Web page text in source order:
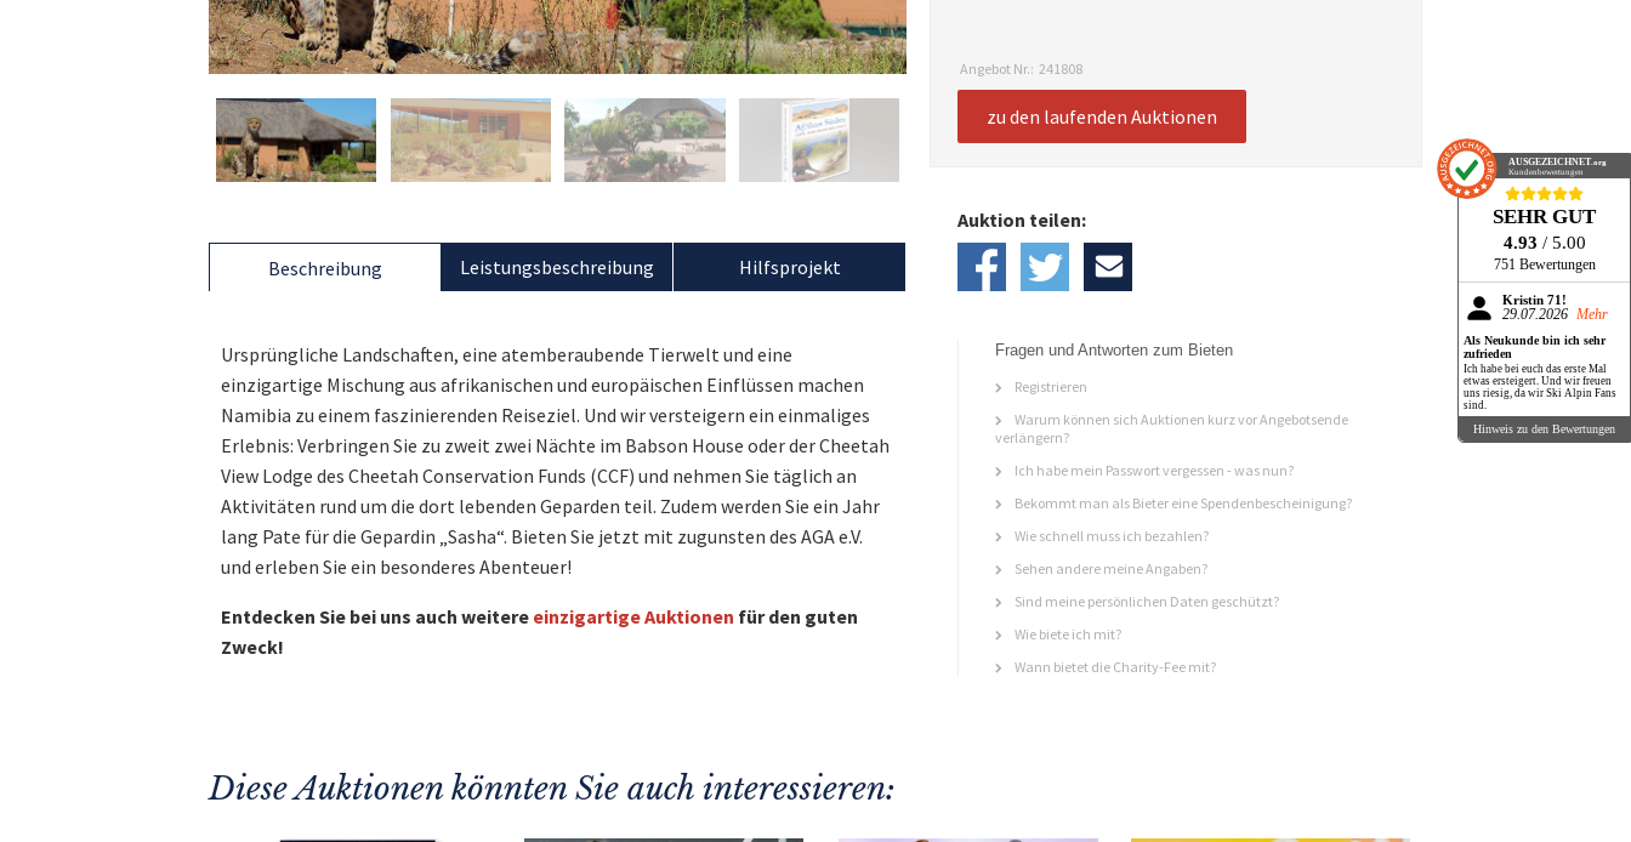
Angebot Nr.: 241808
zu den laufenden Auktionen
Beschreibung
Ursprüngliche Landschaften, eine atemberaubende Tierwelt und eine
einzigartige Mischung aus afrikanischen und europäischen Einflüssen machen
Namibia zu einem faszinierenden Reiseziel. Und wir versteigern ein einmaliges
Erlebnis: Verbringen Sie zu zweit zwei Nächte im Babson House oder der Cheetah
View Lodge des Cheetah Conservation Funds (CCF) und nehmen Sie täglich an
Aktivitäten rund um die dort lebenden Geparden teil. Zudem werden Sie ein Jahr
lang Pate für die Gepardin „Sasha“. Bieten Sie jetzt mit zugunsten des AGA e.V.
und erleben Sie ein besonderes Abenteuer!
Entdecken Sie bei uns auch weitere einzigartige Auktionen für den guten
Zweck!
Leistungsbeschreibung Hilfsprojekt
Auktion teilen:
Fragen und Antworten zum Bieten
Registrieren
Warum können sich Auktionen kurz vor Angebotsende
verlängern?
Ich habe mein Passwort vergessen - was nun?
Bekommt man als Bieter eine Spendenbescheinigung?
Wie schnell muss ich bezahlen?
Sehen andere meine Angaben?
Sind meine persönlichen Daten geschützt?
Wie biete ich mit?
Wann bietet die Charity-Fee mit?
Diese Auktionen könnten Sie auch interessieren:
AUSGEZEICHNET.org
Kundenbewertungen
SEHR GUT
4.93 / 5.00
751 Bewertungen
Kristin 71!
29.07.2026 Mehr
Als Neukunde bin ich sehr
zufrieden
Ich habe bei euch das erste Mal
etwas ersteigert. Und wir freuen
uns riesig, da wir Ski Alpin Fans
sind.
Hinweis zu den Bewertungen